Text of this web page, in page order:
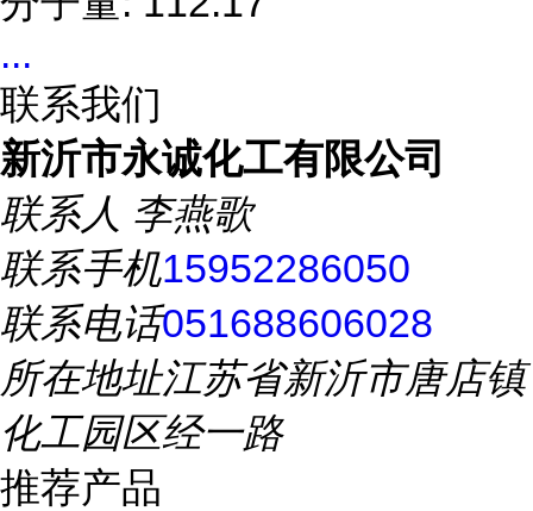
...
联系我们
新沂市永诚化工有限公司
联系人 李燕歌
联系手机15952286050
联系电话051688606028
所在地址江苏省新沂市唐店镇
化工园区经一路
推荐产品